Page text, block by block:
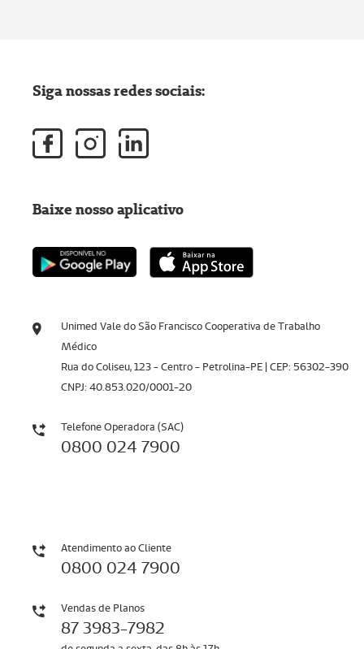
Unimed Vale do São Francisco Cooperativa de Trabalho
Médico
Rua do Coliseu, 123 - Centro - Petrolina-PE | CEP: 56302-390
CNPJ: 40.853.020/0001-20
Telefone Operadora (SAC)
0800 024 7900
Atendimento ao Cliente
0800 024 7900
Vendas de Planos
87 3983-7982
Siga nossas redes sociais:
Baixe nosso aplicativo